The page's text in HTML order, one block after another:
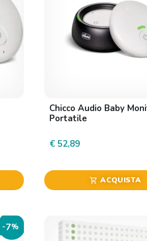
Chicco Audio Baby
Portatile
€ 52,89
shopping_cart ACQUISTA
-7%